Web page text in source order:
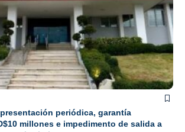
periódica, garantía
millones e impedimento de salida a